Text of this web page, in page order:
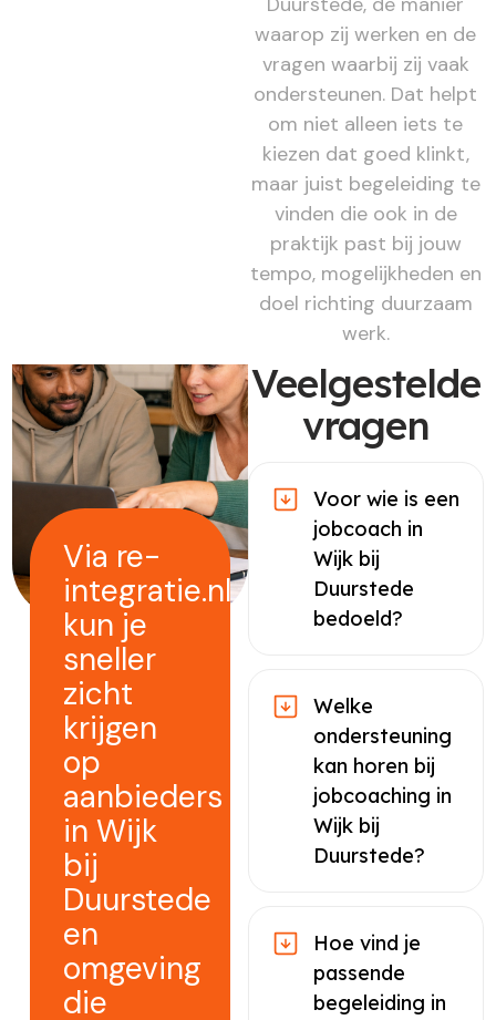
waarop zij werken en de
vragen waarbij zij vaak
ondersteunen. Dat helpt
om niet alleen iets te
kiezen dat goed klinkt,
maar juist begeleiding te
vinden die ook in de
praktijk past bij jouw
tempo, mogelijkheden en
doel richting duurzaam
werk.
Via re-
integratie.nl
kun je
sneller
zicht
krijgen
op
aanbieders
in Wijk
bij
Duurstede
en
omgeving
die
Veelgestelde
vragen
Voor wie is een
jobcoach in
Wijk bij
Duurstede
bedoeld?
Welke
ondersteuning
kan horen bij
jobcoaching in
Wijk bij
Duurstede?
Hoe vind je
passende
begeleiding in